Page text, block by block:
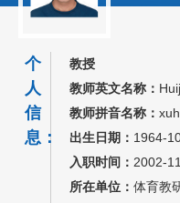
学生信息
我的相册
教师博客
个
人
信
息：
教授
教师英文名称：
教师拼音名称：
出生日期： 1964-
入职时间： 2002-
所在单位： 体育教